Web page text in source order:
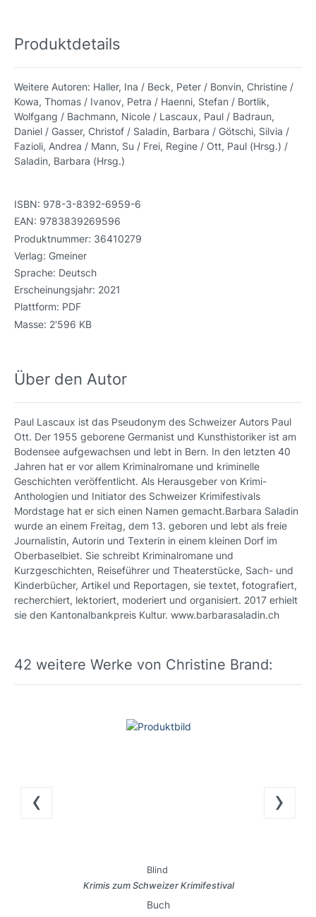
Produktdetails
Weitere Autoren: Haller, Ina / Beck, Peter / Bonvin, Christine /
Kowa, Thomas / Ivanov, Petra / Haenni, Stefan / Bortlik,
Wolfgang / Bachmann, Nicole / Lascaux, Paul / Badraun,
Daniel / Gasser, Christof / Saladin, Barbara / Götschi, Silvia /
Fazioli, Andrea / Mann, Su / Frei, Regine / Ott, Paul (Hrsg.) /
Saladin, Barbara (Hrsg.)
ISBN: 978-3-8392-6959-6
EAN: 9783839269596
Produktnummer: 36410279
Verlag: Gmeiner
Sprache: Deutsch
Erscheinungsjahr: 2021
Plattform: PDF
Masse: 2'596 KB
Über den Autor
Paul Lascaux ist das Pseudonym des Schweizer Autors Paul
Ott. Der 1955 geborene Germanist und Kunsthistoriker ist am
Bodensee aufgewachsen und lebt in Bern. In den letzten 40
Jahren hat er vor allem Kriminalromane und kriminelle
Geschichten veröffentlicht. Als Herausgeber von Krimi-
Anthologien und Initiator des Schweizer Krimifestivals
Mordstage hat er sich einen Namen gemacht.Barbara Saladin
wurde an einem Freitag, dem 13. geboren und lebt als freie
Journalistin, Autorin und Texterin in einem kleinen Dorf im
Oberbaselbiet. Sie schreibt Kriminalromane und
Kurzgeschichten, Reiseführer und Theaterstücke, Sach- und
Kinderbücher, Artikel und Reportagen, sie textet, fotografiert,
recherchiert, lektoriert, moderiert und organisiert. 2017 erhielt
sie den Kantonalbankpreis Kultur. www.barbarasaladin.ch
42 weitere Werke von Christine Brand:
Blind
Krimis zum Schweizer Krimifestival
Buch
‹ ›